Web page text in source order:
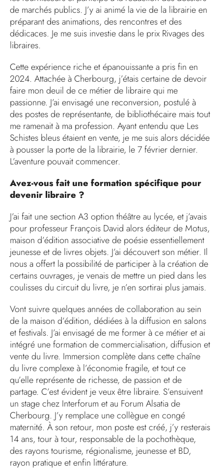
de marchés publics. J’y ai animé la vie de la librairie en
préparant des animations, des rencontres et des
dédicaces. Je me suis investie dans le prix Rivages des
libraires.
Cette expérience riche et épanouissante a pris fin en
2024. Attachée à Cherbourg, j’étais certaine de devoir
faire mon deuil de ce métier de libraire qui me
passionne. J’ai envisagé une reconversion, postulé à
des postes de représentante, de bibliothécaire mais tout
me ramenait à ma profession. Ayant entendu que Les
Schistes bleus étaient en vente, je me suis alors décidée
à pousser la porte de la librairie, le 7 février dernier.
L’aventure pouvait commencer.
Avez-vous fait une formation spécifique pour
devenir libraire ?
J’ai fait une section A3 option théâtre au lycée, et j’avais
pour professeur François David alors éditeur de Motus,
maison d’édition associative de poésie essentiellement
jeunesse et de livres objets. J’ai découvert son métier. Il
nous a offert la possibilité de participer à la création de
certains ouvrages, je venais de mettre un pied dans les
coulisses du circuit du livre, je n’en sortirai plus jamais.
Vont suivre quelques années de collaboration au sein
de la maison d’édition, dédiées à la diffusion en salons
et festivals. J’ai envisagé de me former à ce métier et ai
intégré une formation de commercialisation, diffusion et
vente du livre. Immersion complète dans cette chaîne
du livre complexe à l’économie fragile, et tout ce
qu’elle représente de richesse, de passion et de
partage. C’est évident je veux être libraire. S’ensuivent
un stage chez Interforum et au Forum Alsatia de
Cherbourg. J’y remplace une collègue en congé
maternité. À son retour, mon poste est créé, j’y resterais
14 ans, tour à tour, responsable de la pochothèque,
des rayons tourisme, régionalisme, jeunesse et BD,
rayon pratique et enfin littérature.